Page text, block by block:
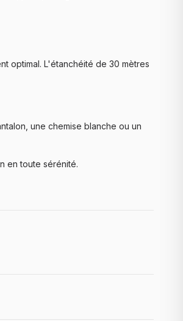
optimal. L'étanchéité de 30 mètres
une chemise blanche ou un
en toute sérénité.